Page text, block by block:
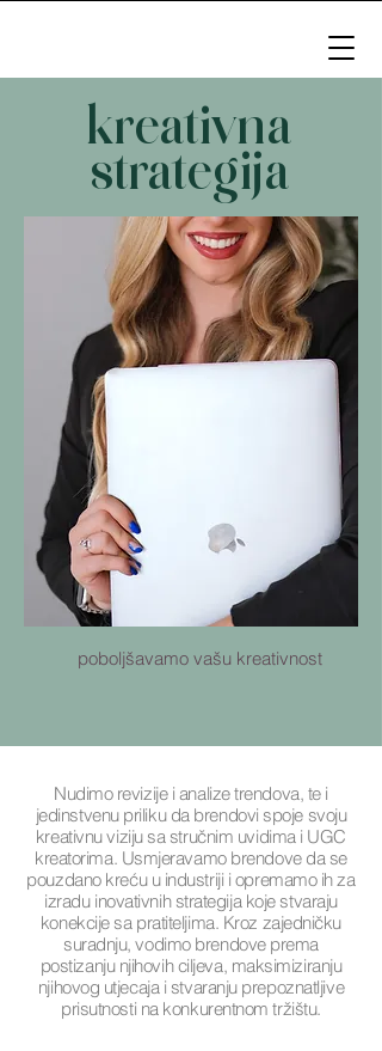
kreativna
strategija
poboljšavamo vašu kreativnost
Nudimo revizije i analize trendova, te i
jedinstvenu priliku da brendovi spoje svoju
kreativnu viziju sa stručnim uvidima i UGC
kreatorima. Usmjeravamo brendove da se
pouzdano kreću u industriji i opremamo ih za
izradu inovativnih strategija koje stvaraju
konekcije sa pratiteljima. Kroz zajedničku
suradnju, vodimo brendove prema
postizanju njihovih ciljeva, maksimiziranju
njihovog utjecaja i stvaranju prepoznatljive
prisutnosti na konkurentnom tržištu.